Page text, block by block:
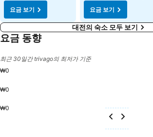
요금 보기
요금 보기
대전의 숙소 모두 보기
요금 동향
최근 30일간 trivago의 최저가 기준
₩0
₩0
₩0